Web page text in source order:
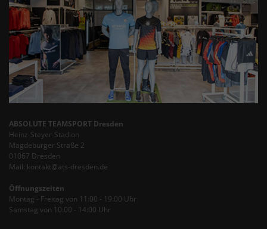
ABSOLUTE TEAMSPORT Dresden
Heinz-Steyer-Stadion
Magdeburger Straße 2
01067 Dresden
Mail: kontakt@ats-dresden.de
Öffnungszeiten
Montag - Freitag von 11:00 - 19:00 Uhr
Samstag von 10:00 - 14:00 Uhr